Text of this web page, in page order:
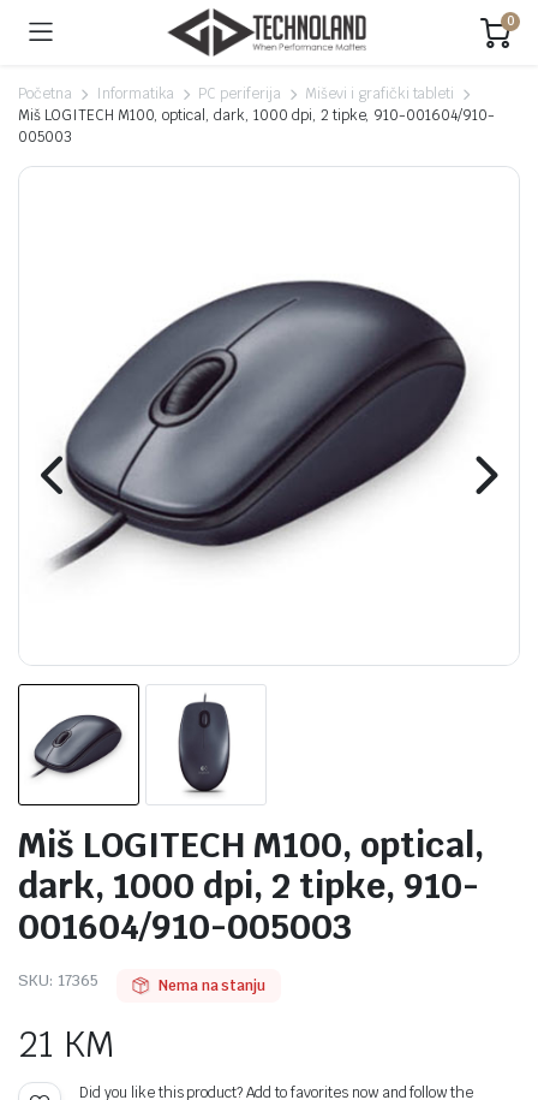
0
Početna Informatika PC periferija
Miševi i grafički tableti
Miš LOGITECH M100, optical, dark, 1000 dpi, 2 tipke, 910-001604/910-
005003
Miš LOGITECH M100, optical,
dark, 1000 dpi, 2 tipke, 910-
001604/910-005003
SKU: 17365 Nema na stanju
21 KM
Did you like this product? Add to favorites now and follow the